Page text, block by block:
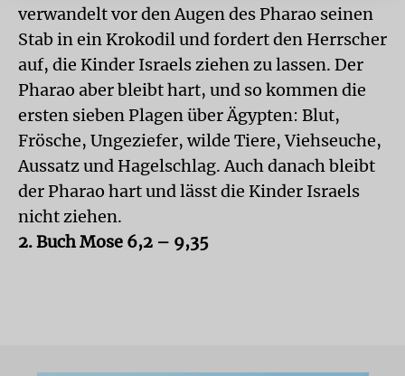
verwandelt vor den Augen des Pharao seinen
Stab in ein Krokodil und fordert den Herrscher
auf, die Kinder Israels ziehen zu lassen. Der
Pharao aber bleibt hart, und so kommen die
ersten sieben Plagen über Ägypten: Blut,
Frösche, Ungeziefer, wilde Tiere, Viehseuche,
Aussatz und Hagelschlag. Auch danach bleibt
der Pharao hart und lässt die Kinder Israels
nicht ziehen.
2. Buch Mose 6,2 – 9,35